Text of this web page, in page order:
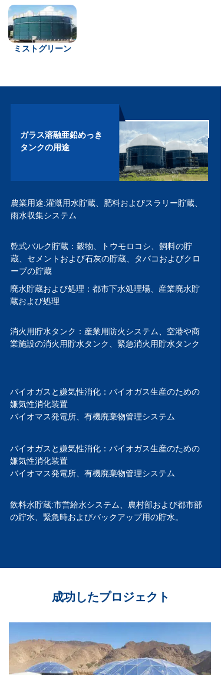
ミストグリーン
飲料水貯蔵:市営給水システム、 農村部および都市部
の貯水、 緊急時およびバックアップ用の貯水。
廃水貯蔵および処理： 都市下水処理場、 産業廃水貯
蔵および処理
バイオガスと嫌気性消化： バイオガス生産のための
嫌気性消化装置
バイオマス発電所、 有機廃棄物管理システム
バイオガスと嫌気性消化： バイオガス生産のための
嫌気性消化装置
バイオマス発電所、 有機廃棄物管理システム
消火用貯水タンク： 産業用防火システム、 空港や商
業施設の消火用貯水タンク、 緊急消火用貯水タンク
農業用途:灌漑用水貯蔵、 肥料およびスラリー貯蔵、
雨水収集システム
乾式バルク貯蔵： 穀物、トウモロコシ、飼料の貯
蔵、 セメントおよび石灰の貯蔵、
タバコおよびクロ
ーブの貯蔵
ガラス溶融亜鉛めっき
タンクの用途
成功したプロジェクト
2024年